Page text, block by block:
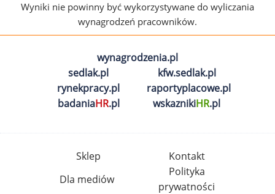
Wyniki nie powinny być wykorzystywane do wyliczania
wynagrodzeń pracowników.
wynagrodzenia.pl
sedlak.pl
kfw.sedlak.pl
rynekpracy.pl
raportyplacowe.pl
badaniaHR.pl wskaznikiHR.pl
Sklep
Kontakt
Dla mediów
Polityka
prywatności